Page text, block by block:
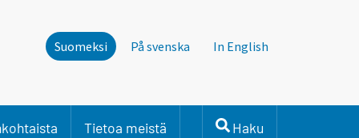
Suomeksi På svenska In English
Tietoa meistä Haku